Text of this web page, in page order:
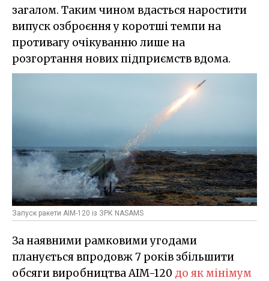
загалом. Таким чином вдасться наростити
випуск озброєння у коротші темпи на
противагу очікуванню лише на
розгортання нових підприємств вдома.
Запуск ракети AIM-120 із ЗРК NASAMS
За наявними рамковими угодами
планується впродовж 7 років збільшити
обсяги виробництва AIM-120 до як мінімум